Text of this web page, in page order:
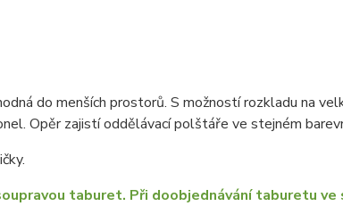
do menších prostorů. S možností rozkladu na
Opěr zajistí oddělávací polštáře ve stejném
taburet. Při doobjednávání taburetu